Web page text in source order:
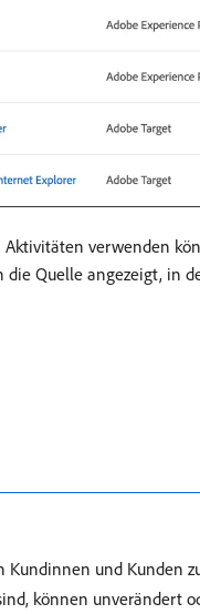
verwenden
Quelle angezeigt, in
und Kunden
können unverändert